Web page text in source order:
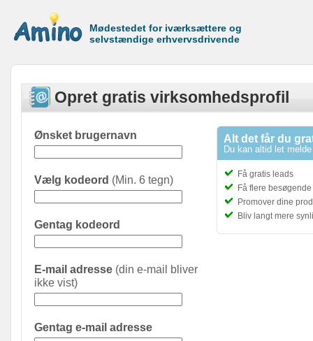
Mødestedet for iværksættere og
selvstændige erhvervsdrivende
Opret gratis virksomhedsprofil
Alt det får du
Du kan altid let
Få gratis leads
Få flere
Promover dine
Bliv langt mere
Ønsket brugernavn
Vælg kodeord (Min. 6 tegn)
Gentag kodeord
E-mail adresse (din e-mail bliver
ikke vist)
Gentag e-mail adresse